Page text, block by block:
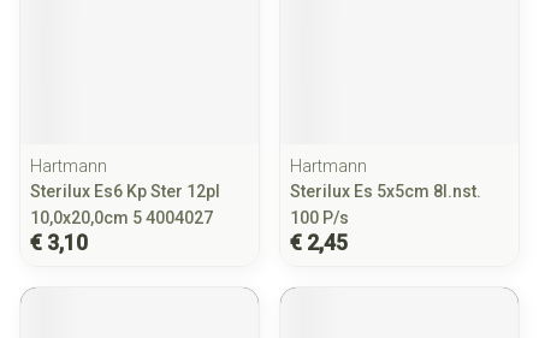
Hartmann
Sterilux Es6 Kp Ster 12pl
10,0x20,0cm 5 4004027
€ 3,10
Hartmann
Sterilux Es 5x5cm 8l.nst.
100 P/s
€ 2,45